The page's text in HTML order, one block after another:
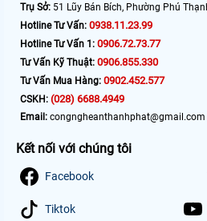
Trụ Sở: 51 Lũy Bán Bích, Phường Phú
Hotline Tư Vấn: 0938.11.23.99
Hotline Tư Vấn 1: 0906.72.73.77
Tư Vấn Kỹ Thuật: 0906.855.330
Tư Vấn Mua Hàng: 0902.452.577
CSKH: (028) 6688.4949
Email: congngheanthanhphat@gmail.com
Kết nối với chúng tôi
Facebook
Tiktok